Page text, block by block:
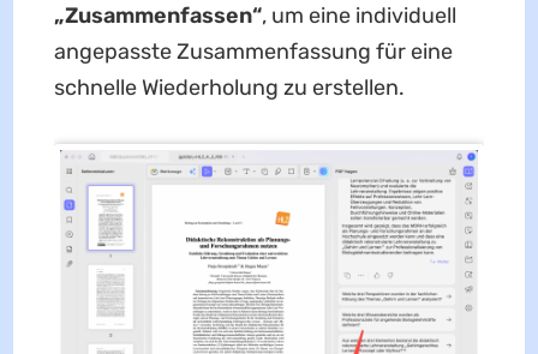
„Zusammenfassen“, um eine individuell
angepasste Zusammenfassung für eine
schnelle Wiederholung zu erstellen.